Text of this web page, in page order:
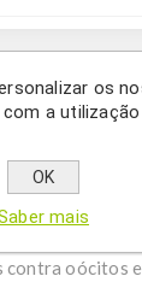
dirigidos
Anti-
oócitos
os
a utilização
OK
mais